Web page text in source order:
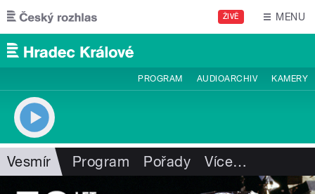
Přejít k hlavnímu obsahu
ŽIVĚ MENU
PROGRAM AUDIOARCHIV KAMERY
Vesmír Program Pořady Více…